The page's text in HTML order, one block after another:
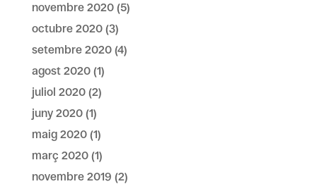
novembre 2020(5)
octubre 2020(3)
setembre 2020(4)
agost 2020(1)
juliol 2020(2)
juny 2020(1)
maig 2020(1)
març 2020(1)
novembre 2019 (2)